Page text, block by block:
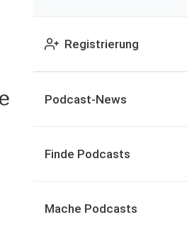
Registrierung
Podcast-News
Finde Podcasts
Mache Podcasts